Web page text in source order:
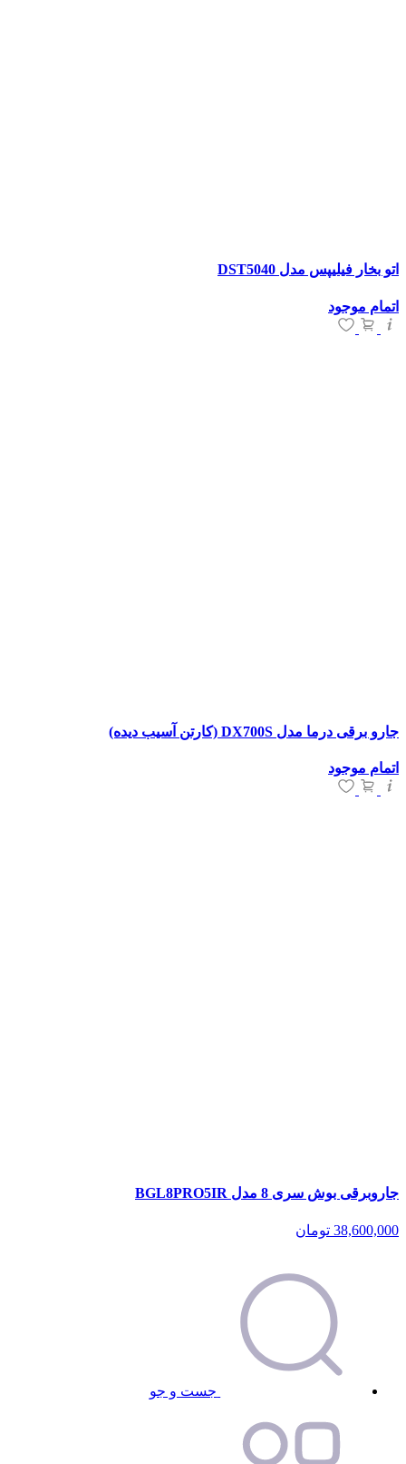
اتو بخار فیلیپس مدل DST5040
اتمام موجود
جارو برقی درما مدل DX700S (کارتن آسیب دیده)
اتمام موجود
جاروبرقی بوش سری 8 مدل BGL8PRO5IR
38,600,000 تومان
جست و جو